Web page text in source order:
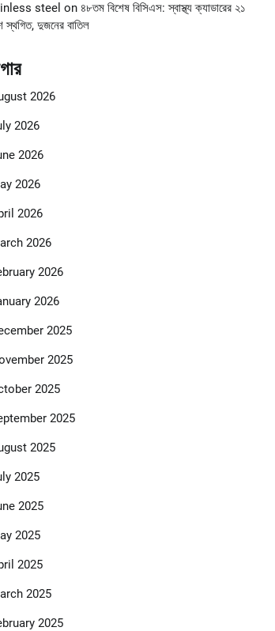
steel on ৪৮তম বিশেষ বিসিএস: স্বাস্থ্য ক্যাডারের ২১
স্থগিত, দুজনের বাতিল
2026
2026
2026
2026
2026
2026
2026
2026
2025
2025
2025
2025
2025
2025
2025
2025
2025
2025
2025